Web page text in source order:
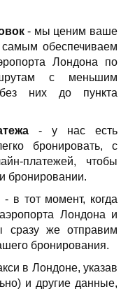
- мы ценим ваше
обеспечиваем
Лондона по
с меньшим
них до пункта
- у нас есть
бронировать, с
платежей, чтобы
бронировании.
- в тот момент, когда
Лондона и
сразу же отправим
бронирования.
в Лондоне, указав
и другие данные,